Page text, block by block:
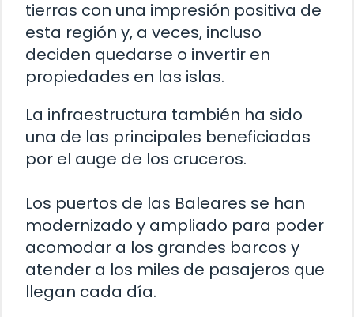
tierras con una impresión positiva de
esta región y, a veces, incluso
deciden quedarse o invertir en
propiedades en las islas.
La infraestructura también ha sido
una de las principales beneficiadas
por el auge de los cruceros.
Los puertos de las Baleares se han
modernizado y ampliado para poder
acomodar a los grandes barcos y
atender a los miles de pasajeros que
llegan cada día.